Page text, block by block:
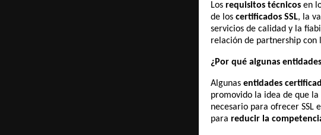
Los requisitos técnicos en
de los certificados SSL, la
servicios de calidad y la
relación de partnership con
¿Por qué algunas
Algunas entidades
promovido la idea de que
necesario para ofrecer SSL
para reducir la